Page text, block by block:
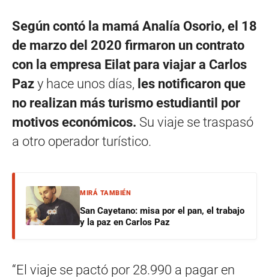
Según contó la mamá Analía Osorio, el 18
de marzo del 2020 firmaron un contrato
con la empresa Eilat para viajar a Carlos
Paz y hace unos días, les notificaron que
no realizan más turismo estudiantil por
motivos económicos. Su viaje se traspasó
a otro operador turístico.
MIRÁ TAMBIÉN
San Cayetano: misa por el pan, el trabajo
y la paz en Carlos Paz
“El viaje se pactó por 28.990 a pagar en